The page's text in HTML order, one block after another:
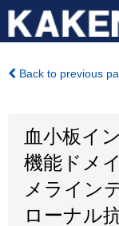
Back to previous
血小板イ
機能ドメ
メライン
ローナル